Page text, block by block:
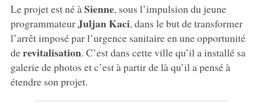
Le projet est né à Sienne, sous l’impulsion du jeune
programmateurJuljan Kaci, dans le but de transformer
l’arrêt imposé par l’urgence sanitaire en une opportunité
derevitalisation. C’est dans cette ville qu’il a installé sa
galerie de photos et c’est à partir de là qu’il a pensé à
étendre son projet.